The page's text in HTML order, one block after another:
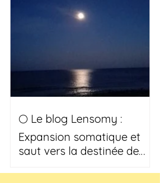
🌕 Le blog Lensomy :
Expansion somatique et
saut vers la destinée de